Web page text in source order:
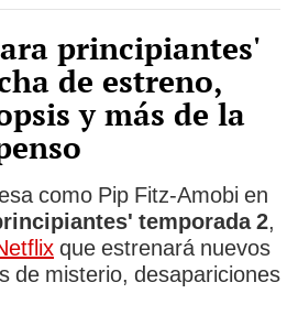
principiantes'
de estreno,
y más de la
como Pip Fitz-Amobi en
temporada 2,
que estrenará nuevos
de misterio, desapariciones